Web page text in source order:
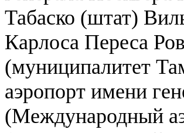
Табаско (штат)
Карлоса Переса
(муниципалитет
аэропорт имени
(Международный